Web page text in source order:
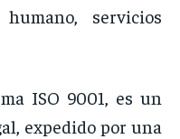
servicios
ISO 9001, es un
expedido por una